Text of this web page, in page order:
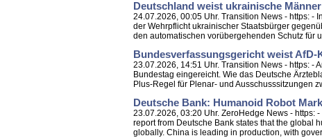
Deutschland weist ukrainische
24.07.2026, 00:05 Uhr. Transition News - https: -
der Wehrpflicht ukrainischer Staatsbürger
den automatischen vorübergehenden Schutz für
Bundesverfassungsgericht weist
23.07.2026, 14:51 Uhr. Transition News - https: -
Bundestag eingereicht. Wie das Deutsche
Plus-Regel für Plenar- und Ausschusssitzungen
Deutsche Bank: Humanoid Robot
23.07.2026, 03:20 Uhr. ZeroHedge News - https:
report from Deutsche Bank states that the global
globally. China is leading in production, with